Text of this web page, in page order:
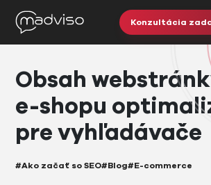
Konzultácia
Obsah
e-shopu
pre vyhľadávače
#Ako začať so SEO#Blog#E-commerce